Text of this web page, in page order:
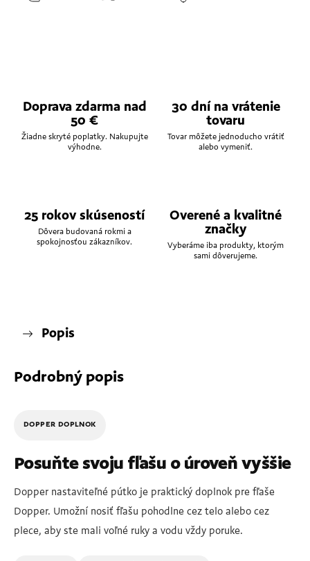
Doprava zdarma nad
50 €
Žiadne skryté poplatky. Nakupujte
výhodne.
30 dní na vrátenie
tovaru
Tovar môžete jednoducho vrátiť
alebo vymeniť.
25 rokov skúseností
Dôvera budovaná rokmi a
spokojnosťou zákazníkov.
Overené a kvalitné
značky
Vyberáme iba produkty, ktorým
sami dôverujeme.
Popis
Podrobný popis
DOPPER DOPLNOK
Posuňte svoju fľašu o úroveň vyššie
Dopper nastaviteľné pútko je praktický doplnok pre fľaše
Dopper. Umožní nosiť fľašu pohodlne cez telo alebo cez
plece, aby ste mali voľné ruky a vodu vždy poruke.